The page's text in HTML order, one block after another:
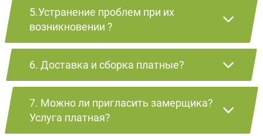
5.Устранение проблем при их
возникновении ?
6. Доставка и сборка платные?
7. Можно ли пригласить замерщика?
Услуга платная?